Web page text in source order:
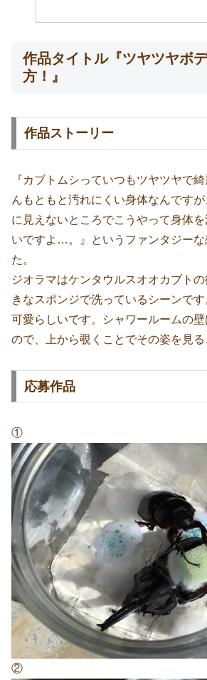
作品タイトル『ツヤツヤボ
方！』
作品ストーリー
『カブトムシっていつもツヤツヤで
んもともと汚れにくい身体なんです
に見えないところでこうやって身体
いですよ…。』というファンタジーな
た。
ジオラマはケンタウルスオオカブト
きなスポンジで洗っているシーンで
可愛らしいです。シャワールームの
ので、上から覗くことでその姿を見る
応募作品
①
②